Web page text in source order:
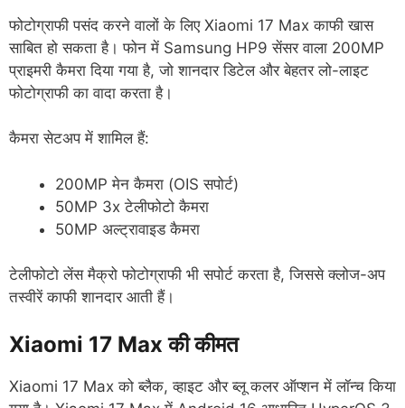
फोटोग्राफी पसंद करने वालों के लिए Xiaomi 17 Max काफी खास
साबित हो सकता है। फोन में Samsung HP9 सेंसर वाला 200MP
प्राइमरी कैमरा दिया गया है, जो शानदार डिटेल और बेहतर लो-लाइट
फोटोग्राफी का वादा करता है।
कैमरा सेटअप में शामिल हैं:
200MP मेन कैमरा (OIS सपोर्ट)
50MP 3x टेलीफोटो कैमरा
50MP अल्ट्रावाइड कैमरा
टेलीफोटो लेंस मैक्रो फोटोग्राफी भी सपोर्ट करता है, जिससे क्लोज-अप
तस्वीरें काफी शानदार आती हैं।
Xiaomi 17 Max की कीमत
Xiaomi 17 Max को ब्लैक, व्हाइट और ब्लू कलर ऑप्शन में लॉन्च किया